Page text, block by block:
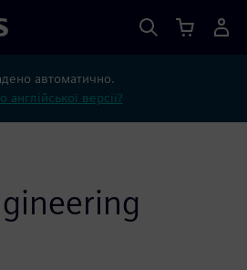
автоматично.
версії?